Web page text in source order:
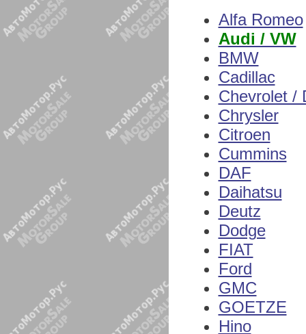
Alfa Romeo
Audi / VW
BMW
Cadillac
Chevrolet /
Chrysler
Citroen
Cummins
DAF
Daihatsu
Deutz
Dodge
FIAT
Ford
GMC
GOETZE
Hino